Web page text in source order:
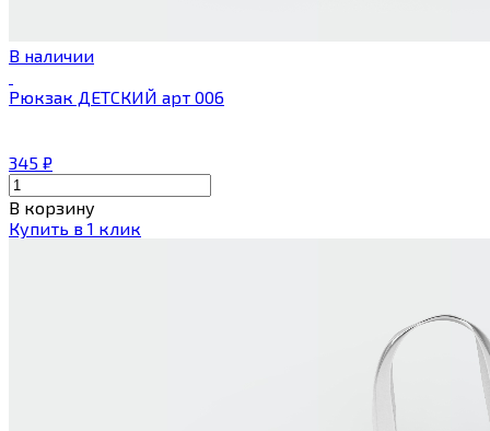
В наличии
Рюкзак ДЕТСКИЙ арт 006
345 ₽
В корзину
Купить в 1 клик